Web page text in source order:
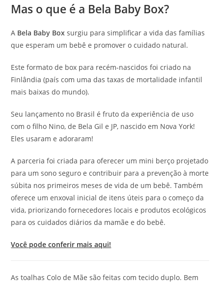
Mas o que é a Bela Baby Box?
A Bela Baby Box surgiu para simplificar a vida das famílias
que esperam um bebê e promover o cuidado natural.
Este formato de box para recém-nascidos foi criado na
Finlândia (país com uma das taxas de mortalidade infantil
mais baixas do mundo).
Seu lançamento no Brasil é fruto da experiência de uso
com o filho Nino, de Bela Gil e JP, nascido em Nova York!
Eles usaram e adoraram!
A parceria foi criada para oferecer um mini berço projetado
para um sono seguro e contribuir para a prevenção à morte
súbita nos primeiros meses de vida de um bebê. Também
oferece um enxoval inicial de itens úteis para o começo da
vida, priorizando fornecedores locais e produtos ecológicos
para os cuidados diários da mamãe e do bebê.
Você pode conferir mais aqui!
As toalhas Colo de Mãe são feitas com tecido duplo. Bem